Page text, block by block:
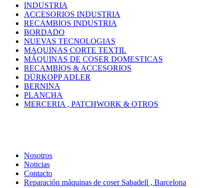
INDUSTRIA
ACCESORIOS INDUSTRIA
RECAMBIOS INDUSTRIA
BORDADO
NUEVAS TECNOLOGIAS
MAQUINAS CORTE TEXTIL
MÁQUINAS DE COSER DOMESTICAS
RECAMBIOS & ACCESORIOS
DÜRKOPP ADLER
BERNINA
PLANCHA
MERCERIA , PATCHWORK & OTROS
Nosotros
Noticias
Contacto
Reparación máquinas de coser Sabadell , Barcelona